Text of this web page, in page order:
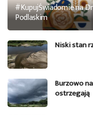
#KupujŚwiadomie na
Podlaskim
Niski stan
Burzowo
ostrzegają